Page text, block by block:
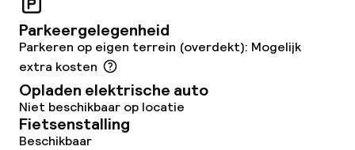
Parkeergelegenheid
Parkeren op eigen terrein (overdekt): Mogelijk
extra kosten
Opladen elektrische auto
Niet beschikbaar op locatie
Fietsenstalling
Beschikbaar